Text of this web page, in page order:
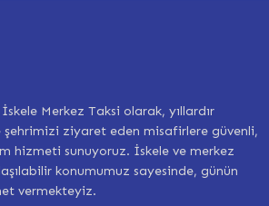
Merkez Taksi olarak, yıllardır
şehrimizi ziyaret eden misafirlere güvenli,
hizmeti sunuyoruz. İskele ve merkez
konumumuz sayesinde, günün
vermekteyiz.